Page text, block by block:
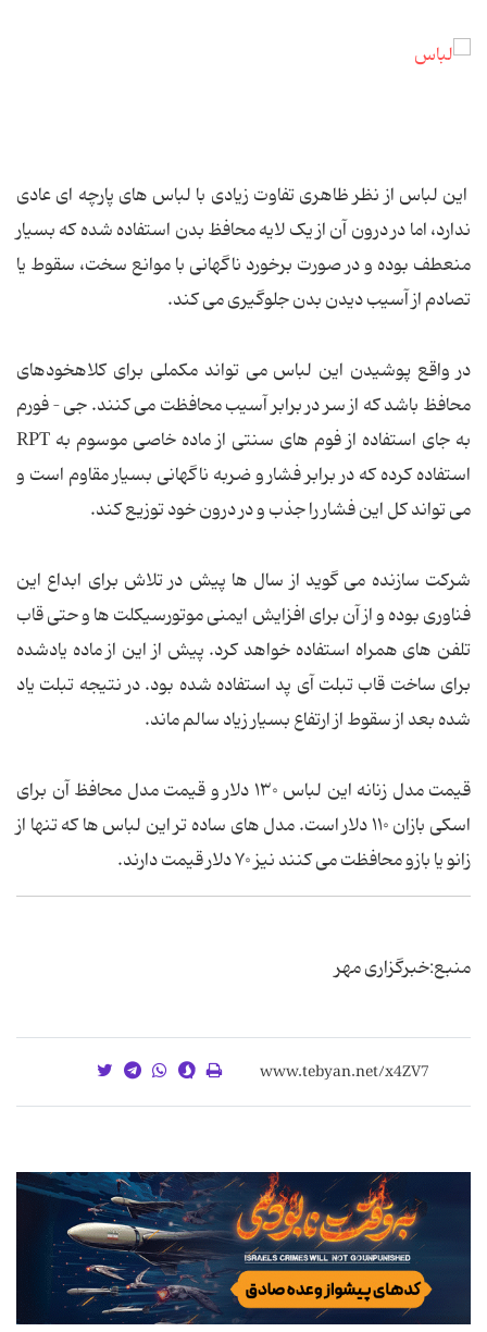
این لباس از نظر ظاهری تفاوت زیادی با لباس های پارچه ای عادی
ندارد، اما در درون آن از یک لایه محافظ بدن استفاده شده که بسیار
منعطف بوده و در صورت برخورد ناگهانی با موانع سخت، سقوط یا
تصادم از آسیب دیدن بدن جلوگیری می کند.
در واقع پوشیدن این لباس می تواند مکملی برای کلاهخودهای
محافظ باشد که از سر در برابر آسیب محافظت می کنند. جی – فورم
به جای استفاده از فوم های سنتی از ماده خاصی موسوم به RPT
استفاده کرده که در برابر فشار و ضربه ناگهانی بسیار مقاوم است و
می تواند کل این فشار را جذب و در درون خود توزیع کند.
شرکت سازنده می گوید از سال ها پیش در تلاش برای ابداع این
فناوری بوده و از آن برای افزایش ایمنی موتورسیکلت ها و حتی قاب
تلفن های همراه استفاده خواهد کرد. پیش از این از ماده یادشده
برای ساخت قاب تبلت آی پد استفاده شده بود. در نتیجه تبلت یاد
شده بعد از سقوط از ارتفاع بسیار زیاد سالم ماند.
قیمت مدل زنانه این لباس ۱۳۰ دلار و قیمت مدل محافظ آن برای
اسکی بازان ۱۱۰ دلار است. مدل های ساده تر این لباس ها که تنها از
زانو یا بازو محافظت می کنند نیز ۷۰ دلار قیمت دارند.
منبع:خبرگزاری مهر